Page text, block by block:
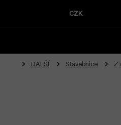
CZK
DALŠÍ Stavebnice Z